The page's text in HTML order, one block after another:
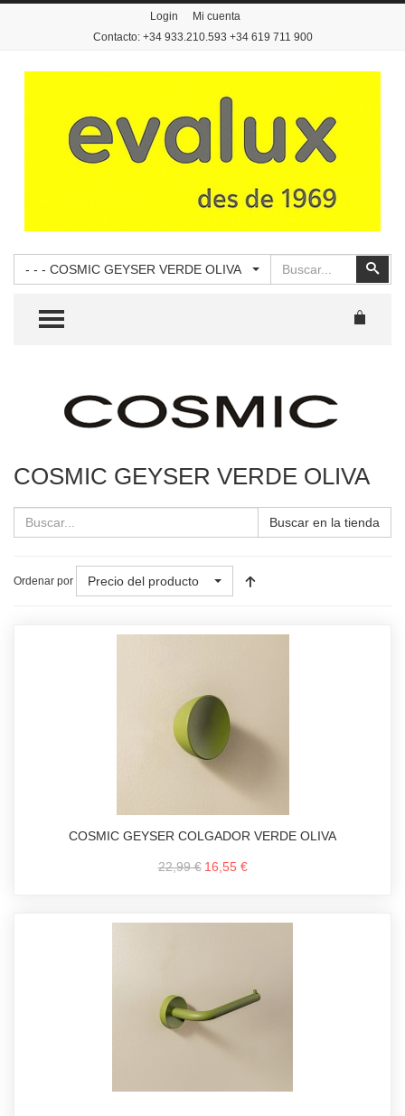
Login
Mi cuenta
Contacto: +34 933.210.593 +34 619 711 900
- - - COSMIC GEYSER VERDE OLIVA
TOGGLE MENU
COSMIC GEYSER VERDE OLIVA
Buscar en la tienda
Ordenar por Precio del producto
COSMIC GEYSER COLGADOR VERDE OLIVA
22,99 € 16,55 €